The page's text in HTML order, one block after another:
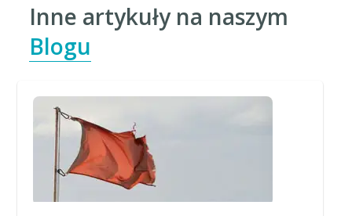
Inne artykuły na naszym
Blogu